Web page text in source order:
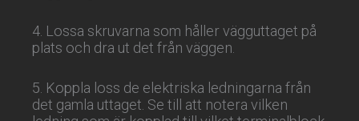
4. Lossa skruvarna som håller vägguttaget på
plats och dra ut det från väggen.
5. Koppla loss de elektriska ledningarna från
det gamla uttaget. Se till att notera vilken